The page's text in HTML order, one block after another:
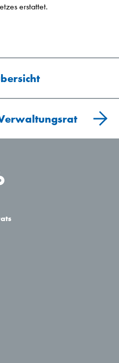
erstattet.